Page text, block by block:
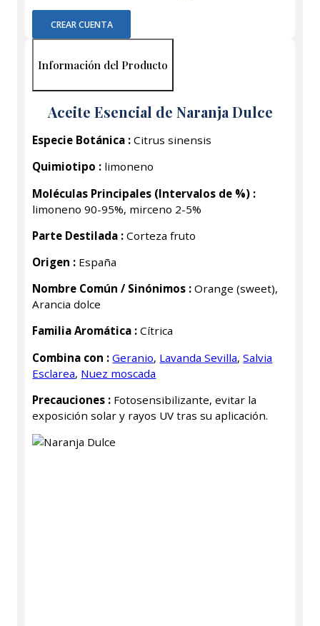
CREAR CUENTA
Información del Producto
Aceite Esencial de Naranja Dulce
Especie Botánica : Citrus sinensis
Quimiotipo : limoneno
Moléculas Principales (Intervalos de %) :
limoneno 90-95%, mirceno 2-5%
Parte Destilada : Corteza fruto
Origen : España
Nombre Común / Sinónimos : Orange (sweet),
Arancia dolce
Familia Aromática : Cítrica
Combina con : Geranio, Lavanda Sevilla,Salvia
Esclarea, Nuez moscada
Precauciones : Fotosensibilizante, evitar la
exposición solar y rayos UV tras su aplicación.